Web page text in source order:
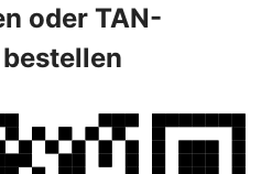
oder TAN-